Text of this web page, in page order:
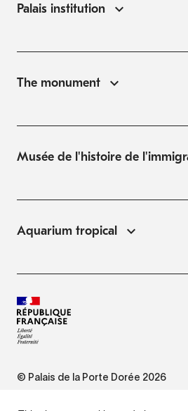
Palais institution
The monument
Musée de l'histoire de
Aquarium tropical
© Palais de la Porte Dorée 2026